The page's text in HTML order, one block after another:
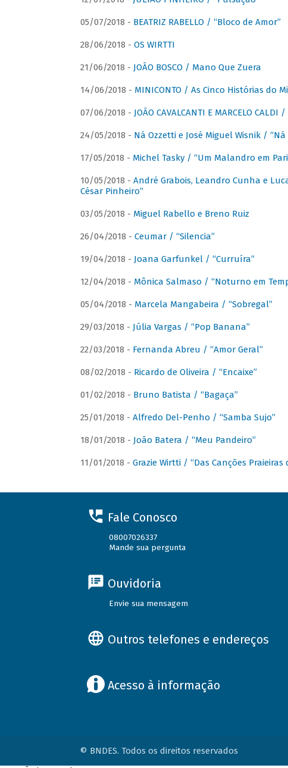
05/07/2018 - BEATRIZ RABELLO / “Bloco de Amor”
28/06/2018 - OS WIRTTI
21/06/2018 - JOÃO BOSCO / Mano Que Zuera
14/06/2018 - MINICONTO / As Cinco Histórias do
07/06/2018 - JOÃO CAVALCANTI E MARCELO CALDI
24/05/2018 - Ná Ozzetti e José Miguel Wisnik / “Ná
17/05/2018 - Michel Tasky / “Um Malandro em
10/05/2018 - André Grabois, Leandro Cunha e
César Pinheiro”
03/05/2018 - Miguel Rabello e Breno Ruiz
26/04/2018 - Ceumar / “Silencia”
19/04/2018 - Joana Garfunkel / “Curruíra”
12/04/2018 - Mônica Salmaso / “Noturno em
05/04/2018 - Marcela Mangabeira / “Sobregal”
29/03/2018 - Júlia Vargas / “Pop Banana”
22/03/2018 - Fernanda Abreu / “Amor Geral”
08/02/2018 - Ricardo de Oliveira / “Encaixe”
01/02/2018 - Bruno Batista / “Bagaça”
25/01/2018 - Alfredo Del-Penho / “Samba Sujo”
18/01/2018 - João Batera / “Meu Pandeiro”
11/01/2018 - Grazie Wirtti / “Das Canções Praieiras
Fale Conosco
08007026337
Mande sua pergunta
Ouvidoria
Envie sua mensagem
Outros telefones e endereços
Acesso à informação
© BNDES. Todos os direitos reservados